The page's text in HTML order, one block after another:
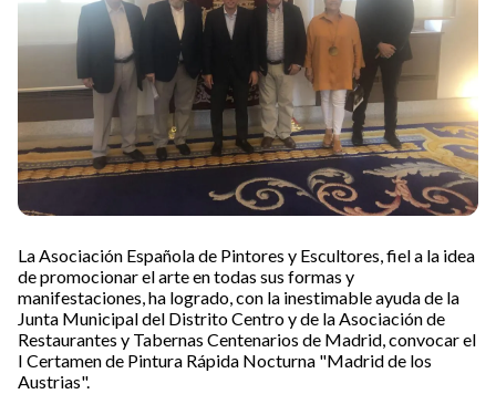
La Asociación Española de Pintores y Escultores, fiel a la idea
de promocionar el arte en todas sus formas y
manifestaciones, ha logrado, con la inestimable ayuda de la
Junta Municipal del Distrito Centro y de la Asociación de
Restaurantes y Tabernas Centenarios de Madrid, convocar el
I Certamen de Pintura Rápida Nocturna "Madrid de los
Austrias".